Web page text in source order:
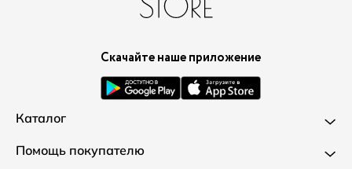
Скачайте наше приложение
Каталог
Новинки
Помощь покупателю